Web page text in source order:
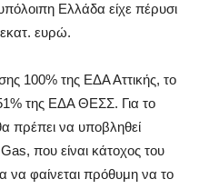
Ελλάδα είχε πέρυσι
ευρώ.
100% της ΕΔΑ Αττικής, το
της ΕΔΑ ΘΕΣΣ. Για το
πρέπει να υποβληθεί
που είναι κάτοχος του
να φαίνεται πρόθυμη να το